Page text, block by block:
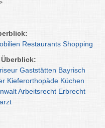
Restaurants Shopping
Gaststätten Bayrisch
Kieferorthopäde Küchen
Arbeitsrecht Erbrecht